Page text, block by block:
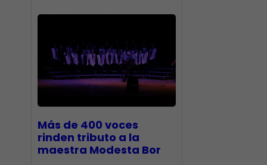
Más de 400 voces
rinden tributo a la
maestra Modesta Bor